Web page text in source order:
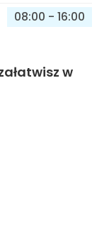
08:00 - 16:00
w